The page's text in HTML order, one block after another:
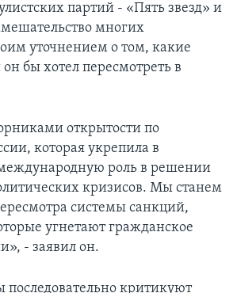
партий - «Пять звезд» и
многих
уточнением о том, какие
бы хотел пересмотреть в
открытости по
которая укрепила в
роль в решении
кризисов. Мы станем
системы санкций,
угнетают гражданское
- заявил он.
последовательно критикуют